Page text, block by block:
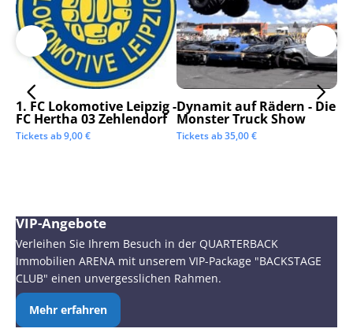
1. FC Lokomotive Leipzig -
FC Hertha 03 Zehlendorf
Tickets ab9,00€
Dynamit auf Rädern - Die
Monster Truck Show
Tickets ab35,00€
VIP-Angebote
Verleihen Sie Ihrem Besuch in der QUARTERBACK
Immobilien ARENA mit unserem VIP-Package "BACKSTAGE
CLUB" einen unvergesslichen Rahmen.
Mehr erfahren